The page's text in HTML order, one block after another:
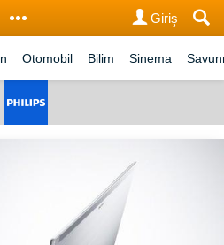
Giriş
Otomobil Bilim Sinema